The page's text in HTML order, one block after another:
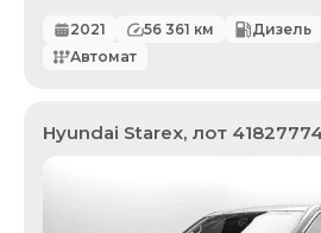
2021 56 361 км Дизель
Автомат
Hyundai Starex, лот